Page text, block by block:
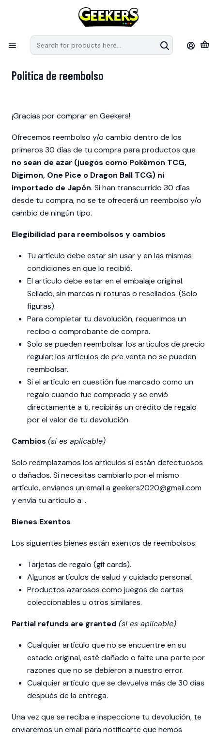
Recuerda que las preventas tiene fechas estimativas de arribo a
Chile, pueden modificar sus fechas de llegada por parte de los
Home Politica de reembolso
Politica de reembolso
¡Gracias por comprar en Geekers!
Ofrecemos reembolso y/o cambio dentro de los
primeros 30 días de tu compra para productos que
no sean de azar (juegos como Pokémon TCG,
Digimon, One Pice o Dragon Ball TCG) ni
importado de Japón. Si han transcurrido 30 días
desde tu compra, no se te ofrecerá un reembolso y/o
cambio de ningún tipo.
Elegibilidad para reembolsos y cambios
Tu artículo debe estar sin usar y en las mismas
condiciones en que lo recibió.
El artículo debe estar en el embalaje original.
Sellado, sin marcas ni roturas o resellados. (Solo
figuras).
Para completar tu devolución, requerimos un
recibo o comprobante de compra.
Solo se pueden reembolsar los artículos de precio
regular; los artículos de pre venta no se pueden
reembolsar.
Si el artículo en cuestión fue marcado como un
regalo cuando fue comprado y se envió
directamente a ti, recibirás un crédito de regalo
por el valor de tu devolución.
Cambios (si es aplicable)
Solo reemplazamos los artículos si están defectuosos
o dañados. Si necesitas cambiarlo por el mismo
artículo, envíanos un email a geekers2020@gmail.com
y envía tu artículo a: .
Bienes Exentos
Los siguientes bienes están exentos de reembolsos:
Tarjetas de regalo (gif cards).
Algunos artículos de salud y cuidado personal.
Productos azarosos como juegos de cartas
coleccionables u otros similares.
Partial refunds are granted (si es aplicable)
Cualquier artículo que no se encuentre en su
estado original, esté dañado o falte una parte por
razones que no se debieron a nuestro error.
Cualquier artículo que se devuelva más de 30 días
después de la entrega.
Una vez que se reciba e inspeccione tu devolución, te
enviaremos un email para notificarte que hemos